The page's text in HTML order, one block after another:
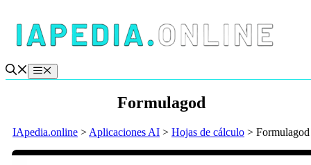
contenido
Menú
Formulagod
IApedia.online > Aplicaciones AI > Hojas de cálculo > Formulagod